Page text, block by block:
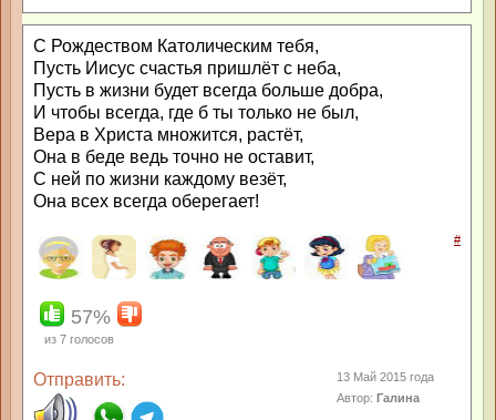
С Рождеством Католическим тебя,
Пусть Иисус счастья пришлёт с неба,
Пусть в жизни будет всегда больше добра,
И чтобы всегда, где б ты только не был,
Вера в Христа множится, растёт,
Она в беде ведь точно не оставит,
С ней по жизни каждому везёт,
Она всех всегда оберегает!
#
57%
из 7 голосов
Отправить:
13 Май 2015 года
Автор:Галина